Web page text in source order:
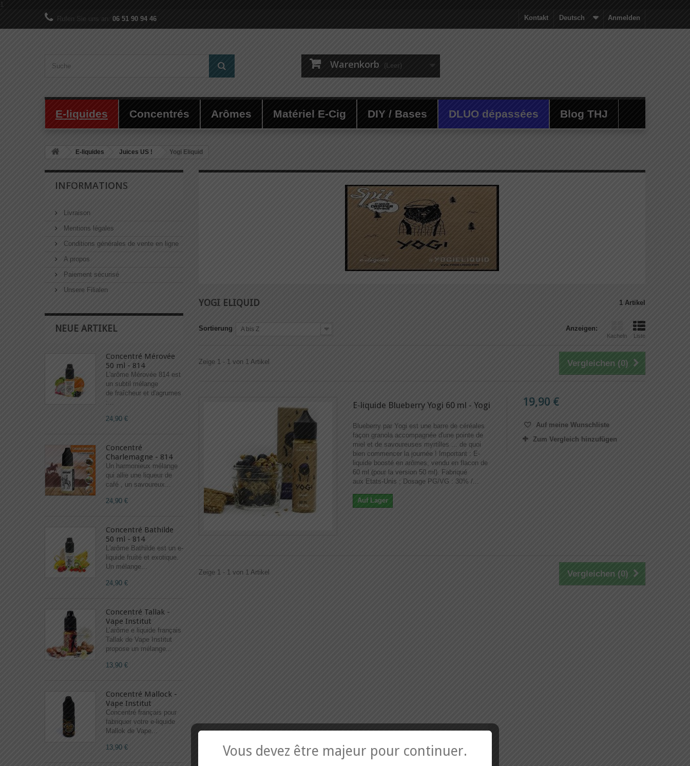
1
Anmelden
Deutsch
Kontakt
Rufen Sie uns an: 06 51 90 94 46
Warenkorb (Leer)
E-liquides Concentrés Arômes Matériel E-Cig DIY / Bases DLUO dépassées Blog THJ
E-liquides Juices US ! Yogi Eliquid
INFORMATIONS
Livraison
Mentions légales
Conditions générales de vente en ligne
A propos
Paiement sécurisé
Unsere Filialen
NEUE ARTIKEL
Concentré Mérovée
50 ml - 814
L'arôme Mérovée 814 est
un subtil mélange
de fraîcheur et d'agrumes
:...
24,90 €
Concentré
Charlemagne - 814
Un harmonieux mélange
qui allie une liqueur de
café , un savoureux...
24,90 €
Concentré Bathilde
50 ml - 814
L'arôme Bathilde est un e-
liquide fruité et exotique.
Un mélange...
24,90 €
Concentré Tallak -
Vape Institut
L’arôme e liquide français
Tallak de Vape Institut
propose un mélange...
13,90 €
Concentré Mallock -
Vape Institut
Concentré français pour
fabriquer votre e-liquide
Mallok de Vape...
13,90 €
YOGI ELIQUID 1 Artikel
Anzeigen:
Kacheln Liste
Sortierung A bis Z
Vergleichen (0)
Zeige 1 - 1 von 1 Artikel
E-liquide Blueberry Yogi 60 ml - Yogi
Blueberry par Yogi est une barre de céréales
façon granola accompagnée d'une pointe de
miel et de savoureuses myrtilles ... de quoi
bien commencer la journée ! Important : E-
liquide boosté en arômes, vendu en flacon de
60 ml (pour la version 50 ml). Fabriqué
aux Etats-Unis ; Dosage PG/VG : 30% /...
Auf Lager
19,90 €
Auf meine Wunschliste
Zum Vergleich hinzufügen
Vergleichen (0)
Zeige 1 - 1 von 1 Artikel
Vous devez être majeur pour continuer.